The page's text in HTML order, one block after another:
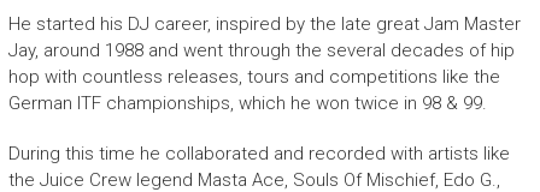
He started his DJ career, inspired by the late great Jam Master
Jay, around 1988 and went through the several decades of hip
hop with countless releases, tours and competitions like the
German ITF championships, which he won twice in 98 & 99.
During this time he collaborated and recorded with artists like
the Juice Crew legend Masta Ace, Souls Of Mischief, Edo G.,